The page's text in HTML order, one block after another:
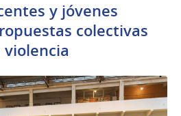
y jóvenes
colectivas